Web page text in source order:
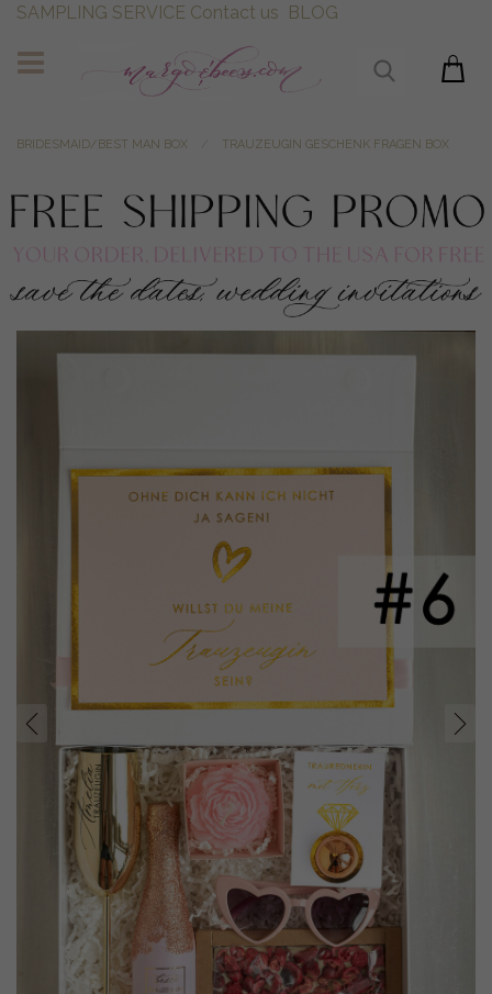
SAMPLING SERVICE Contact us BLOG
BRIDESMAID/BEST MAN BOX TRAUZEUGIN GESCHENK FRAGEN BOX
prev next